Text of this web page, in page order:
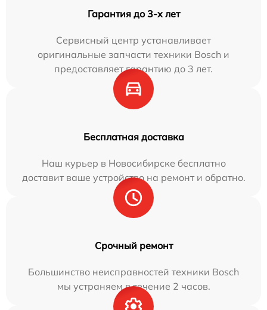
Гарантия до 3-х лет
Сервисный центр устанавливает
оригинальные запчасти техники Bosch и
предоставляет гарантию до 3 лет.
Бесплатная доставка
Наш курьер в Новосибирске бесплатно
доставит ваше устройство на ремонт и обратно.
Срочный ремонт
Большинство неисправностей техники Bosch
мы устраняем в течение 2 часов.